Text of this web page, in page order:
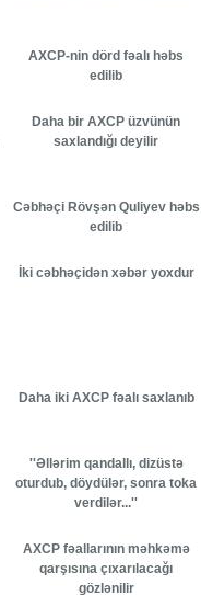
AXCP-nin dörd fəalı həbs
edilib
Daha bir AXCP üzvünün
saxlandığı deyilir
Cəbhəçi Rövşən Quliyev həbs
edilib
İki cəbhəçidən xəbər yoxdur
Daha iki AXCP fəalı saxlanıb
''Əllərim qandallı, dizüstə
oturdub, döydülər, sonra toka
verdilər...''
AXCP fəallarının məhkəmə
qarşısına çıxarılacağı
gözlənilir